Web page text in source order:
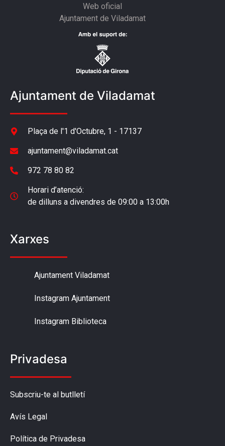
Web oficial
Ajuntament de Viladamat
Ajuntament de Viladamat
Plaça de l'1 d'Octubre, 1 - 17137
ajuntament@viladamat.cat
972 78 80 82
Horari d’atenció:
de dilluns a divendres de 09:00 a 13:00h
Xarxes
Ajuntament Viladamat
Instagram Ajuntament
Instagram Biblioteca
Privadesa
Subscriu-te al butlletí
Avís Legal
Política de Privadesa